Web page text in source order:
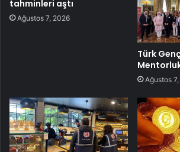
tahminleri aştı
Ağustos 7, 2026
Türk
Ağustos